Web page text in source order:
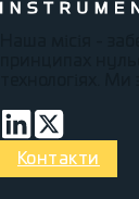
Підключіться
Volg op
Контакти